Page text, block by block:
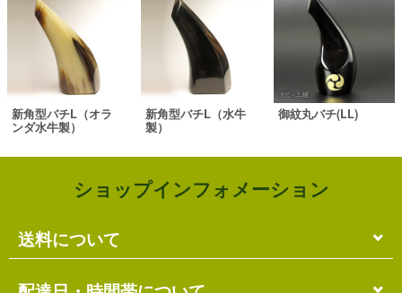
新角型バチL（オラ
ンダ水牛製）
新角型バチL（水牛
製）
御紋丸バチ(LL)
ショップインフォメーション
送料について
単品のみの場合